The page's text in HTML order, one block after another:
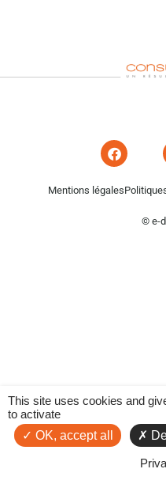
Mentions légales
© e-
This site uses cookies and
to activate
OK, accept all